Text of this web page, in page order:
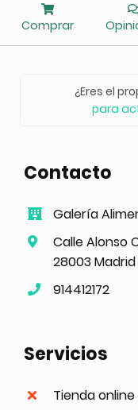
Comprar
¿Eres el
para
Contacto
Galería
Calle Alonso
28003 Madrid
914412172
Servicios
Tienda online